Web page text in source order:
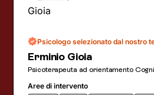
Psicologo selezionato dal nostro
Erminio Gioia
Psicoterapeuta ad orientamento
Aree di intervento